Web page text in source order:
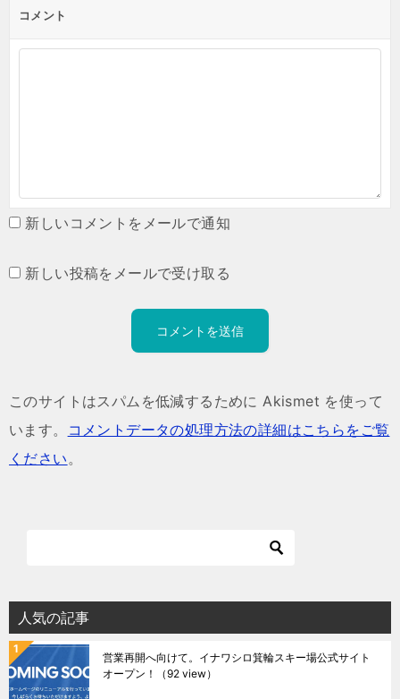
コメント
新しいコメントをメールで通知
新しい投稿をメールで受け取る
このサイトはスパムを低減するために Akismet を使って
います。
コメントデータの処理方法の詳細はこちらをご覧
ください。
人気の記事
営業再開へ向けて。イナワシロ箕輪スキー場公式サイト
オープン！
（92 view）